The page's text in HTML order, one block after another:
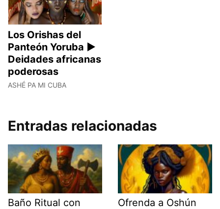
Los Orishas del
Panteón Yoruba ►
Deidades africanas
poderosas
ASHÉ PA MI CUBA
Entradas relacionadas
Baño Ritual con
Ofrenda a Oshún